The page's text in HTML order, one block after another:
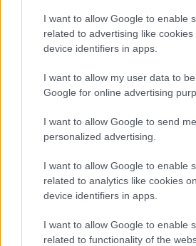
I want to allow Google to enable
related to advertising like
device identifiers in apps.
I want to allow my user data to
Google for online advertising
I want to allow Google to send me
personalized advertising.
I want to allow Google to enable
related to analytics like cookies
device identifiers in apps.
I want to allow Google to enable
related to functionality of the
ονόματος στους Ολυμπιακούς Αγώνες